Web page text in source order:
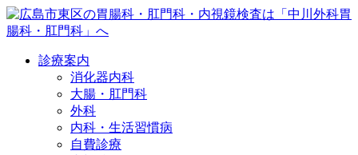
診療案内
消化器内科
大腸・肛門科
外科
内科・生活習慣病
自費診療